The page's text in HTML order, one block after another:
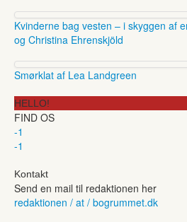
Kvinderne bag vesten – i skyggen af
og Christina Ehrenskjöld
Smørklat af Lea Landgreen
HELLO!
FIND OS
-1
-1
Kontakt
Send en mail til redaktionen her
redaktionen / at / bogrummet.dk